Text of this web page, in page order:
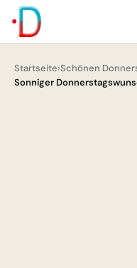
Startseite›Schönen
Sonniger